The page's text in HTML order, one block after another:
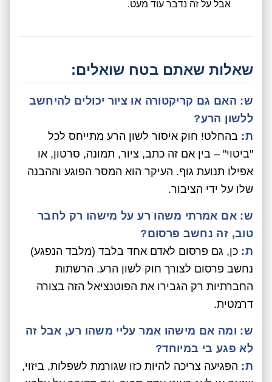
אבל על זה נדבר עוד מעט.
שאלות שאתם בטח שואלים:
ש: האם גם קריקטורה או ציור יכולים להיחשב
ללשון הרע?
ת: בהחלט! חוק איסור לשון הרע מתייחס לכל
"ביטוי" – בין אם זה כתב, ציור, תמונה, סרטון, או
אפילו תנועת גוף. העיקר הוא המסר הפוגע וההבנה
שלו על ידי הציבור.
ש: אם אמרתי משהו רע על מישהו רק לחבר
טוב, זה נחשב פרסום?
ת: כן, גם פרסום לאדם אחד בלבד (מלבד הנפגע)
נחשב פרסום לצורך חוק לשון הרע. הרשתות
החברתיות רק הגבירו את הפוטנציאל הזה בצורה
דרמטית.
ש: ומה אם מישהו אמר עליי משהו רע, אבל זה
לא פגע בי במיוחד?
ת: הפגיעה צריכה להיות כזו שגורמת לשפלות, ביזוי,